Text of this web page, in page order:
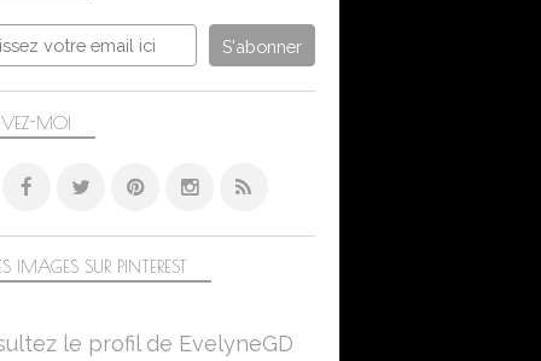
MOI
IMAGES SUR PINTEREST
le profil de EvelyneGD